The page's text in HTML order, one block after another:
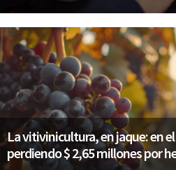
La vitivinicultura, en jaque: en
perdiendo $ 2,65 millones por